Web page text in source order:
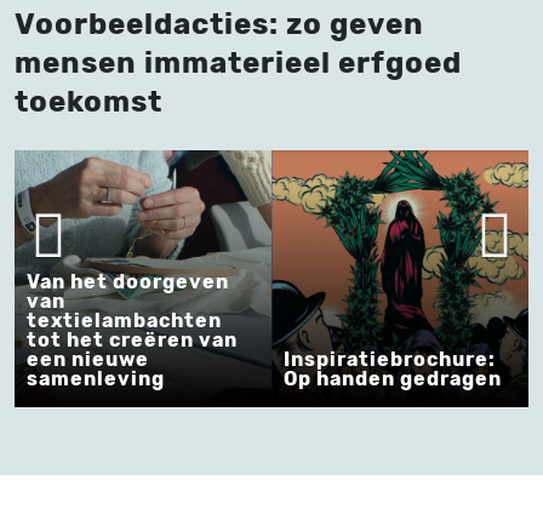
Voorbeeldacties: zo geven
mensen immaterieel erfgoed
toekomst
van
Inspiratiebrochure:
Op handen gedragen
Op handen